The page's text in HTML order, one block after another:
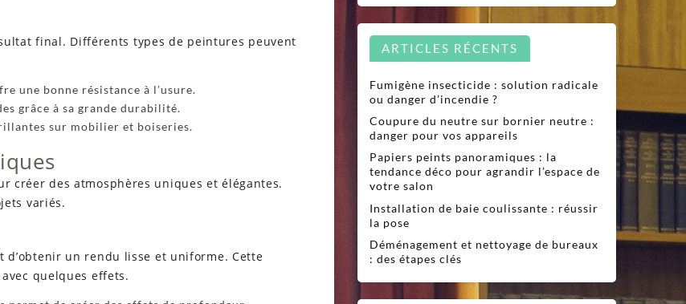
final. Différents types de peintures peuvent
une bonne résistance à l’usure.
grâce à sa grande durabilité.
sur mobilier et boiseries.
créer des atmosphères uniques et élégantes.
variés.
un rendu lisse et uniforme. Cette
quelques effets.
ARTICLES RÉCENTS
Fumigène insecticide : solution radicale
ou danger d’incendie ?
Coupure du neutre sur bornier neutre :
danger pour vos appareils
Papiers peints panoramiques : la
tendance déco pour agrandir l’espace de
votre salon
Installation de baie coulissante : réussir
la pose
Déménagement et nettoyage de bureaux
: des étapes clés